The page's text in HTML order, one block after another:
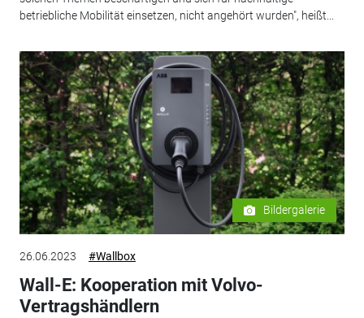
betriebliche Mobilität einsetzen, nicht angehört wurden", heißt...
Bildergalerie
26.06.2023 #Wallbox
Wall-E: Kooperation mit Volvo-
Vertragshändlern